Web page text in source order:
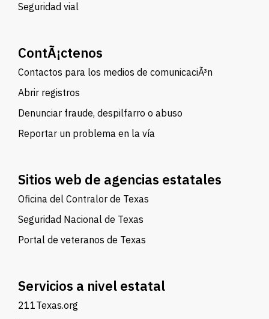
Seguridad vial
ContÃ¡ctenos
Contactos para los medios de comunicaciÃ³n
Abrir registros
Denunciar fraude, despilfarro o abuso
Reportar un problema en la vía
Sitios web de agencias estatales
Oficina del Contralor de Texas
Seguridad Nacional de Texas
Portal de veteranos de Texas
Servicios a nivel estatal
211Texas.org